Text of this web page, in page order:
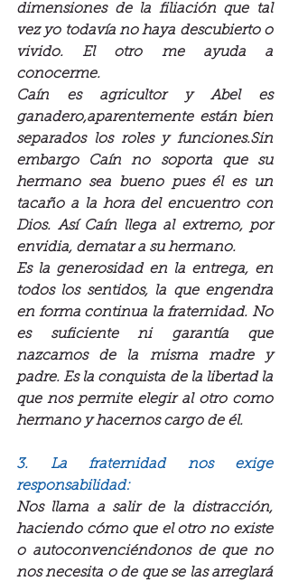
dimensiones de la filiación que tal
vez yo todavía no haya descubierto o
vivido. El otro me ayuda a
conocerme.
Caín es agricultor y Abel es
ganadero,aparentemente están bien
separados los roles y funciones.Sin
embargo Caín no soporta que su
hermano sea bueno pues él es un
tacaño a la hora del encuentro con
Dios. Así Caín llega al extremo, por
envidia, dematar a su hermano.
Es la generosidad en la entrega, en
todos los sentidos, la que engendra
en forma continua la fraternidad. No
es suficiente ni garantía que
nazcamos de la misma madre y
padre. Es la conquista de la libertad la
que nos permite elegir al otro como
hermano y hacernos cargo de él.
3. La fraternidad nos exige
responsabilidad:
Nos llama a salir de la distracción,
haciendo cómo que el otro no existe
o autoconvenciéndonos de que no
nos necesita o de que se las arreglará